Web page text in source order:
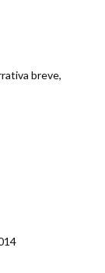
breve,